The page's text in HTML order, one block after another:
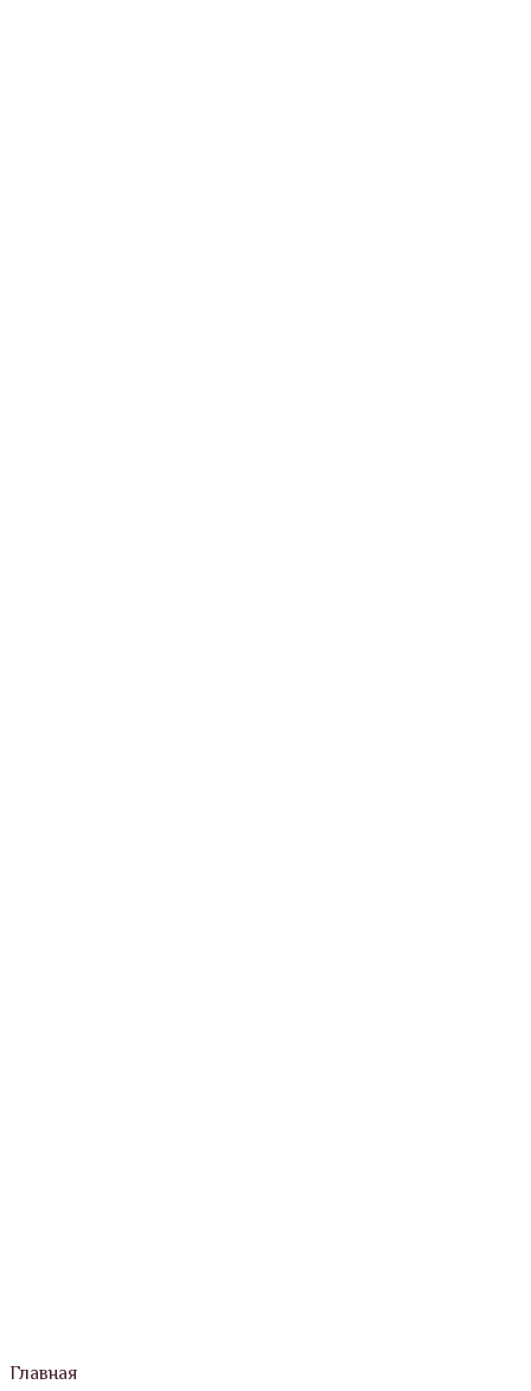
Главная